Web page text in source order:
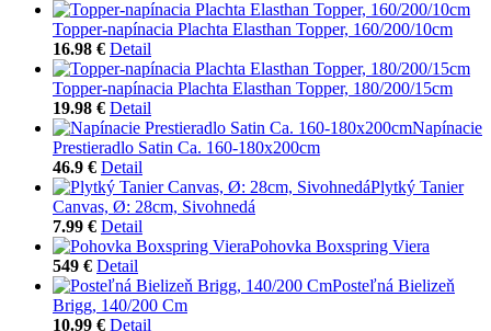
Topper-napínacia Plachta Elasthan Topper, 160/200/10cm
16.98 € Detail
Topper-napínacia Plachta Elasthan Topper, 180/200/15cm
19.98 € Detail
Napínacie
Prestieradlo Satin Ca. 160-180x200cm
46.9 € Detail
Plytký Tanier
Canvas, Ø: 28cm, Sivohnedá
7.99 € Detail
Pohovka Boxspring Viera
549 € Detail
Posteľná Bielizeň
Brigg, 140/200 Cm
10.99 € Detail